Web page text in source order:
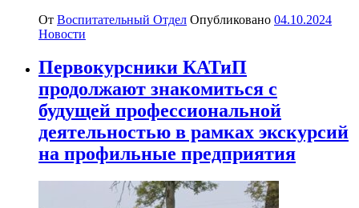
От Воспитательный Отдел Опубликовано 04.10.2024
Новости
Первокурсники КАТиП
продолжают знакомиться с
будущей профессиональной
деятельностью в рамках экскурсий
на профильные предприятия